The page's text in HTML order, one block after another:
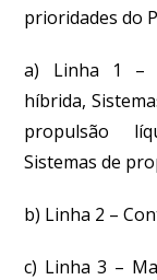
prioridades do
a) Linha 1 –
híbrida,
propulsão
Sistemas de
b) Linha 2 –
c) Linha 3 –